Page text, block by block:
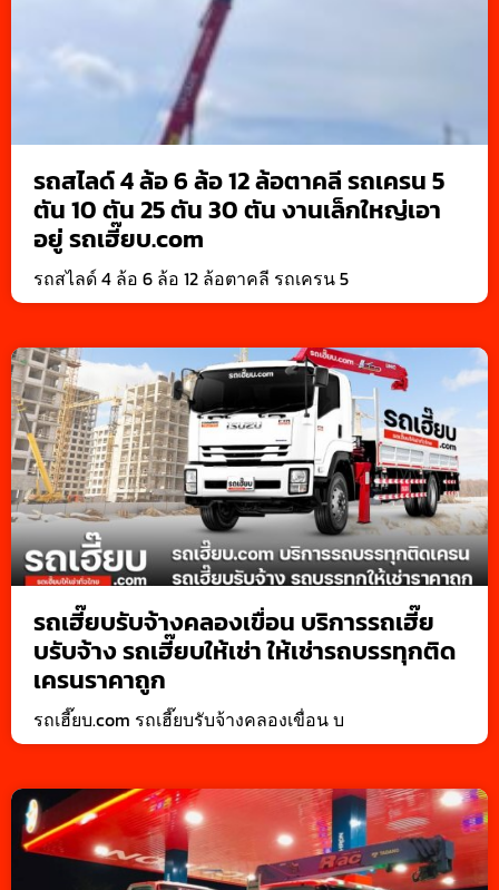
รถสไลด์ 4 ล้อ 6 ล้อ 12 ล้อตาคลี รถเครน 5
ตัน 10 ตัน 25 ตัน 30 ตัน งานเล็กใหญ่เอา
อยู่ รถเฮี๊ยบ.com
รถสไลด์ 4 ล้อ 6 ล้อ 12 ล้อตาคลี รถเครน 5
รถเฮี๊ยบรับจ้างคลองเขื่อน บริการรถเฮี๊ย
บรับจ้าง รถเฮี๊ยบให้เช่า ให้เช่ารถบรรทุกติด
เครนราคาถูก
รถเฮี๊ยบ.com รถเฮี๊ยบรับจ้างคลองเขื่อน บ